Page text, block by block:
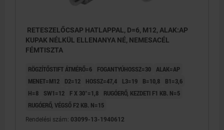
RETESZELŐCSAP HATLAPPAL, D=6, M12, ALAK:AP
KUPAK NÉLKÜL ELLENANYA NÉ, NEMESACÉL
FÉMTISZTA
RÖGZÍTŐSTIFT ÁTMÉRŐ=6 FOGANTYÚHOSSZ=30 ALAK=AP
MENET=M12
D2=12 HOSSZ=47,4 L3=19 B=10,8
B1=3,6
H=8
SW1=12 F X 30°=1,8
RUGÓERŐ, KEZDETI F1 KB. N=5
RUGÓERŐ, VÉGSŐ F2 KB. N=15
Rendelési szám: 03099-13-1940612